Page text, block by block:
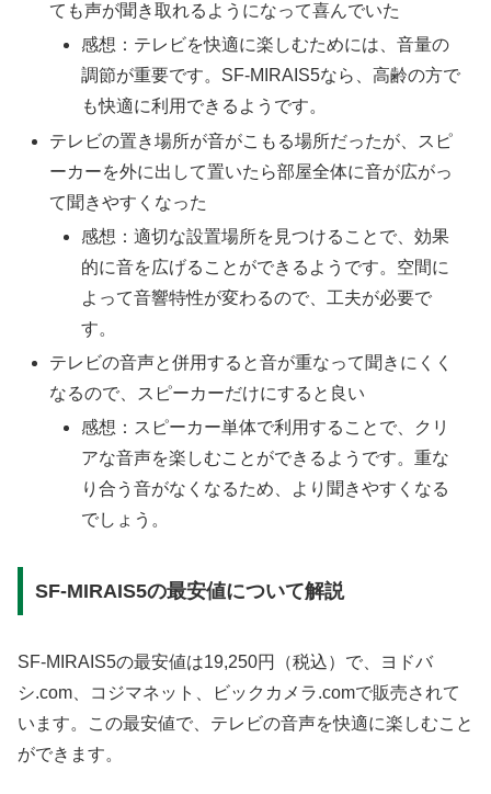
ても声が聞き取れるようになって喜んでいた
感想：テレビを快適に楽しむためには、音量の
調節が重要です。SF-MIRAIS5なら、高齢の方で
も快適に利用できるようです。
テレビの置き場所が音がこもる場所だったが、スピ
ーカーを外に出して置いたら部屋全体に音が広がっ
て聞きやすくなった
感想：適切な設置場所を見つけることで、効果
的に音を広げることができるようです。空間に
よって音響特性が変わるので、工夫が必要で
す。
テレビの音声と併用すると音が重なって聞きにくく
なるので、スピーカーだけにすると良い
感想：スピーカー単体で利用することで、クリ
アな音声を楽しむことができるようです。重な
り合う音がなくなるため、より聞きやすくなる
でしょう。
SF-MIRAIS5の最安値について解説
SF-MIRAIS5の最安値は19,250円（税込）で、ヨドバ
シ.com、コジマネット、ビックカメラ.comで販売されて
います。この最安値で、テレビの音声を快適に楽しむこと
ができます。